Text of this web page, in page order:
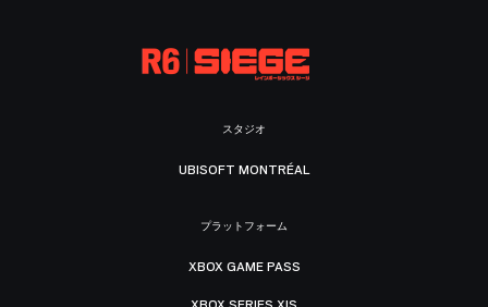
スタジオ
UBISOFT MONTRÉAL
プラットフォーム
XBOX GAME PASS